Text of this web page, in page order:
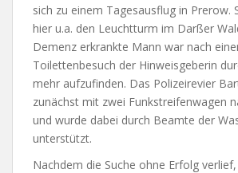
sich zu einem Tagesausflug in Prerow.
hier u.a. den Leuchtturm im Darßer
Demenz erkrankte Mann war nach
Toilettenbesuch der Hinweisgeberin
mehr aufzufinden. Das Polizeirevier
zunächst mit zwei Funkstreifenwagen
und wurde dabei durch Beamte der
unterstützt.
Nachdem die Suche ohne Erfolg